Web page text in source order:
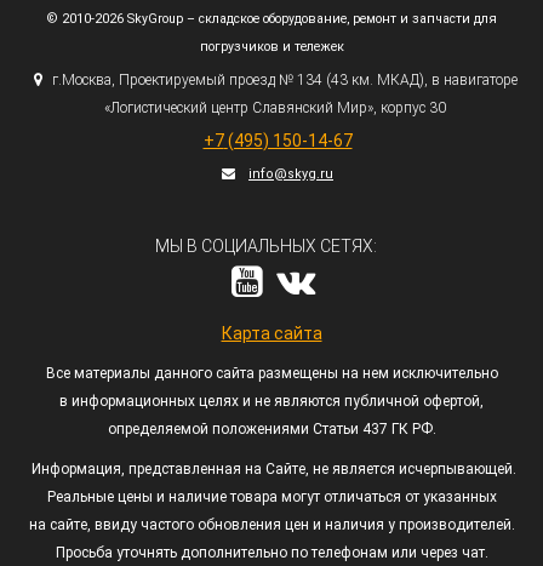
© 2010-2026 SkyGroup – складское оборудование, ремонт и запчасти для
погрузчиков и тележек
г.Москва, Проектируемый проезд № 134 (43км. МКАД), в навигаторе
«Логистический центр Славянский Мир», корпус 30
+7 (495) 150-14-67
info@skyg.ru
МЫ В СОЦИАЛЬНЫХ СЕТЯХ:
Карта сайта
Все материалы данного сайта размещены на нем исключительно
в информационных целях и не являются публичной офертой,
определяемой положениями Статьи 437 ГК РФ.
Информация, представленная на Сайте, не является исчерпывающей.
Реальные цены и наличие товара могут отличаться от указанных
на сайте, ввиду частого обновления цен и наличия у производителей.
Просьба уточнять дополнительно по телефонам или через чат.